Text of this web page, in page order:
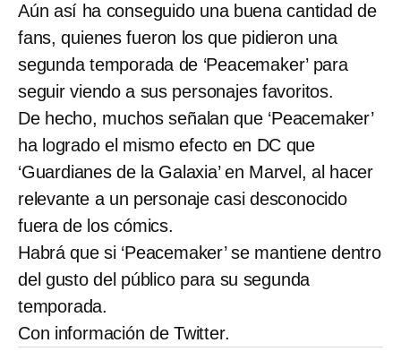
Aún así ha conseguido una buena cantidad de
fans, quienes fueron los que pidieron una
segunda temporada de ‘Peacemaker’ para
seguir viendo a sus personajes favoritos.
De hecho, muchos señalan que ‘Peacemaker’
ha logrado el mismo efecto en DC que
‘Guardianes de la Galaxia’ en Marvel, al hacer
relevante a un personaje casi desconocido
fuera de los cómics.
Habrá que si ‘Peacemaker’ se mantiene dentro
del gusto del público para su segunda
temporada.
Con información de Twitter.